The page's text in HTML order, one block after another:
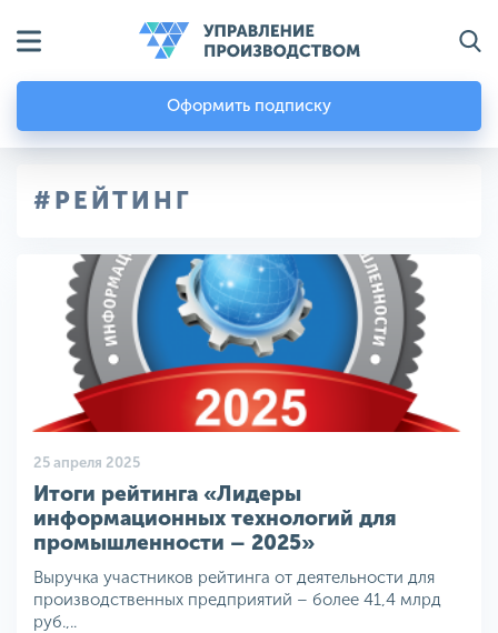
Оформить подписку
#РЕЙТИНГ
25 апреля 2025
Итоги рейтинга «Лидеры
информационных технологий для
промышленности – 2025»
Выручка участников рейтинга от деятельности для
производственных предприятий – более 41,4 млрд
руб.,..